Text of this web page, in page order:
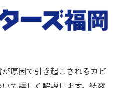
原因で引き起こされるカビ